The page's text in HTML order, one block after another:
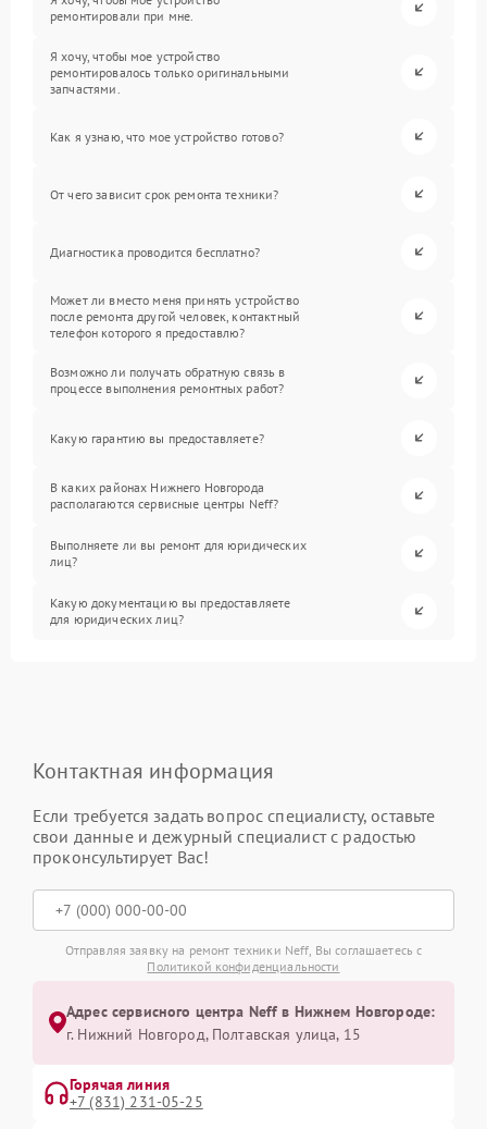
ремонтировали при мне.
Я хочу, чтобы мое устройство
ремонтировалось только оригинальными
запчастями.
Как я узнаю, что мое устройство готово?
От чего зависит срок ремонта техники?
Диагностика проводится бесплатно?
Может ли вместо меня принять устройство
после ремонта другой человек, контактный
телефон которого я предоставлю?
Возможно ли получать обратную связь в
процессе выполнения ремонтных работ?
Какую гарантию вы предоставляете?
В каких районах Нижнего Новгорода
располагаются сервисные центры Neff?
Выполняете ли вы ремонт для юридических
лиц?
Какую документацию вы предоставляете
для юридических лиц?
Контактная информация
Если требуется задать вопрос специалисту, оставьте
свои данные и дежурный специалист с радостью
проконсультирует Вас!
Отправляя заявку на ремонт техники Neff, Вы соглашаетесь с
Политикой конфиденциальности
Адрес сервисного центра Neff в Нижнем Новгороде:
г. Нижний Новгород, Полтавская улица, 15
Горячая линия
+7 (831) 231-05-25